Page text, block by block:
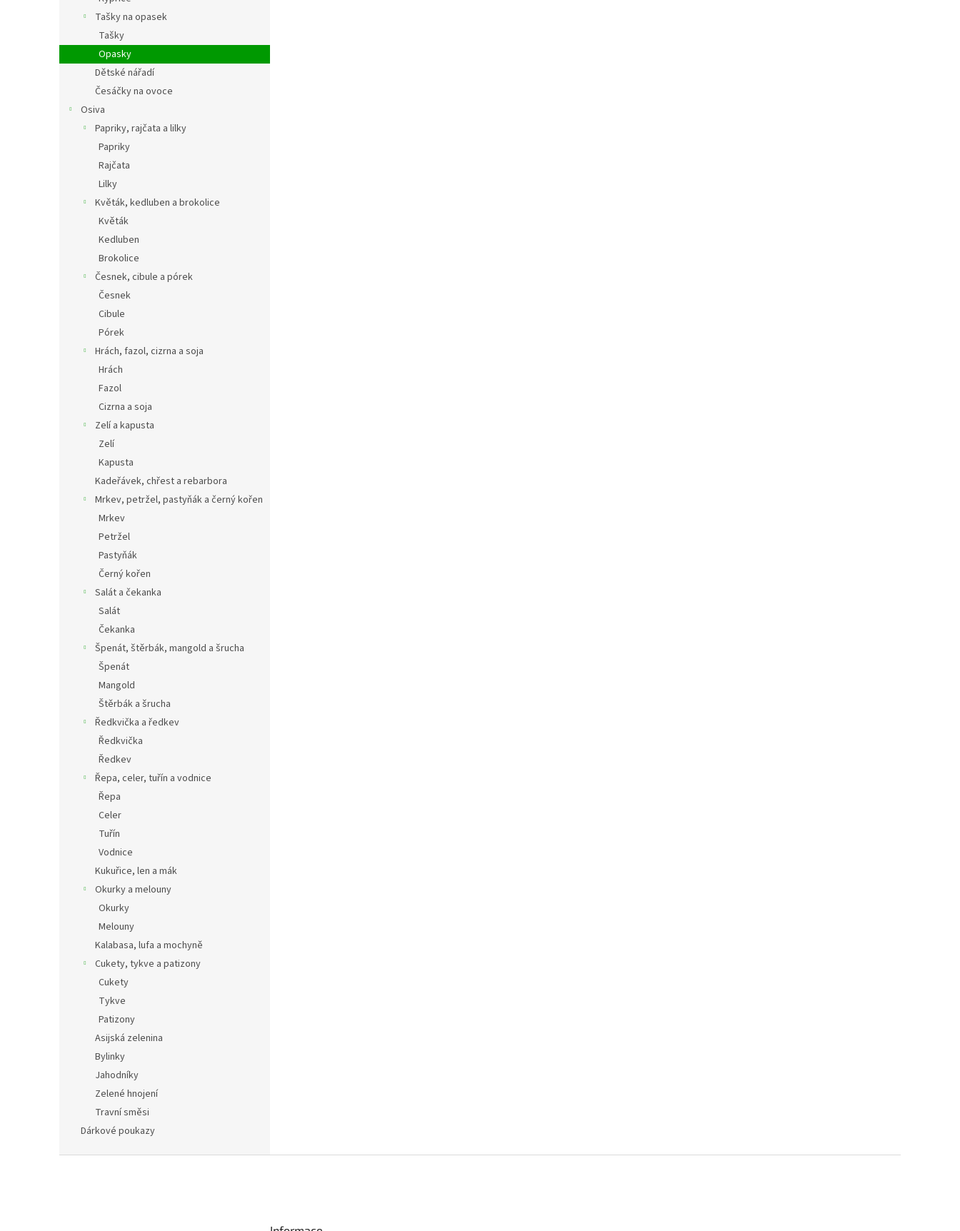
Tašky na opasek
Tašky
Opasky
Dětské nářadí
Česáčky na ovoce
Osiva
Papriky, rajčata a lilky
Papriky
Rajčata
Lilky
Květák, kedluben a brokolice
Květák
Kedluben
Brokolice
Česnek, cibule a pórek
Česnek
Cibule
Pórek
Hrách, fazol, cizrna a soja
Hrách
Fazol
Cizrna a soja
Zelí a kapusta
Zelí
Kapusta
Kadeřávek, chřest a rebarbora
Mrkev, petržel, pastyňák a černý kořen
Mrkev
Petržel
Pastyňák
Černý kořen
Salát a čekanka
Salát
Čekanka
Špenát, štěrbák, mangold a šrucha
Špenát
Mangold
Štěrbák a šrucha
Ředkvička a ředkev
Ředkvička
Ředkev
Řepa, celer, tuřín a vodnice
Řepa
Celer
Tuřín
Vodnice
Kukuřice, len a mák
Okurky a melouny
Okurky
Melouny
Kalabasa, lufa a mochyně
Cukety, tykve a patizony
Cukety
Tykve
Patizony
Asijská zelenina
Bylinky
Jahodníky
Zelené hnojení
Travní směsi
Dárkové poukazy